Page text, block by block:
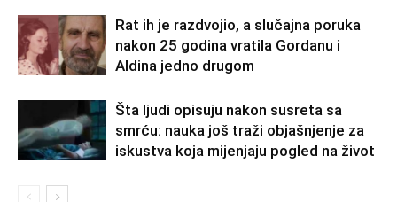
Rat ih je razdvojio, a slučajna poruka
nakon 25 godina vratila Gordanu i
Aldina jedno drugom
Šta ljudi opisuju nakon susreta sa
smrću: nauka još traži objašnjenje za
iskustva koja mijenjaju pogled na život